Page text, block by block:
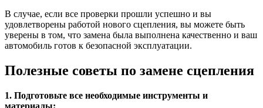
В случае, если все проверки прошли успешно и вы
удовлетворены работой нового сцепления, вы можете быть
уверены в том, что замена была выполнена качественно и ваш
автомобиль готов к безопасной эксплуатации.
Полезные советы по замене сцепления
1. Подготовьте все необходимые инструменты и
материалы: